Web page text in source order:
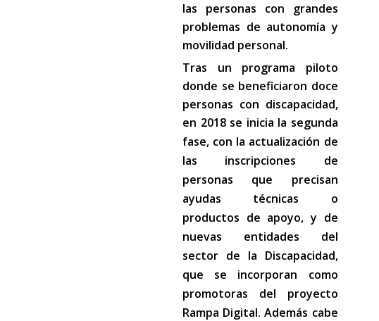
las personas con grandes
problemas de autonomía y
movilidad personal.
Tras un programa piloto
donde se beneficiaron doce
personas con discapacidad,
en 2018 se inicia la segunda
fase, con la actualización de
las inscripciones de
personas que precisan
ayudas técnicas o
productos de apoyo, y de
nuevas entidades del
sector de la Discapacidad,
que se incorporan como
promotoras del proyecto
Rampa Digital. Además cabe